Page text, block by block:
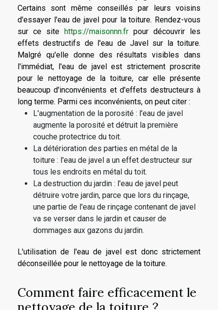
Certains sont même conseillés par leurs voisins
d'essayer l'eau de javel pour la toiture. Rendez-vous
sur ce site
https://maisonnn.fr pour découvrir les
effets destructifs de l'eau de Javel sur la toiture.
Malgré qu'elle donne des résultats visibles dans
l'immédiat, l'eau de javel est strictement proscrite
pour le nettoyage de la toiture, car elle présente
beaucoup d'inconvénients et d'effets destructeurs à
long terme. Parmi ces inconvénients, on peut citer :
L'augmentation de la porosité : l'eau de javel
augmente la porosité et détruit la première
couche protectrice du toit.
La détérioration des parties en métal de la
toiture : l'eau de javel a un effet destructeur sur
tous les endroits en métal du toit.
La destruction du jardin : l'eau de javel peut
détruire votre jardin, parce que lors du rinçage,
une partie de l'eau de rinçage contenant de javel
va se verser dans le jardin et causer de
dommages aux gazons du jardin.
L'utilisation de l'eau de javel est donc strictement
déconseillée pour le nettoyage de la toiture.
Comment faire efficacement le